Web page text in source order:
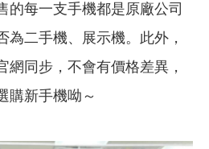
的每一支手機都是原廠公司
為二手機、展示機。此外，
網同步，不會有價格差異，
購新手機呦～